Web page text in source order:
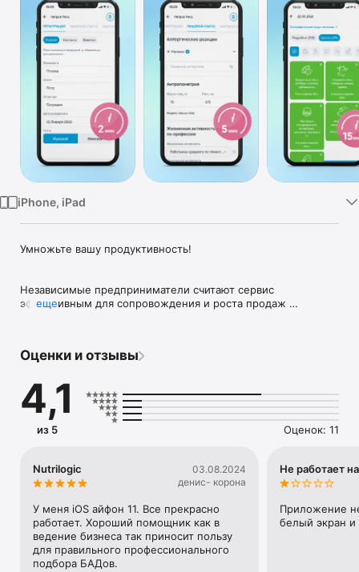
TV
iPhone, iPad
Умножьте вашу продуктивность!
Независимые предприниматели считают сервис
эффективным для сопровождения и роста продаж
+ Усиливайте позицию (цифровой инструмент — это
+ Вызывайте максимум доверия (доказательная медицина
— серьезный авторитет)
+ Завершайте продажу (наглядный и прозрачный результат,
не вызывающий сомнений)
История и авторы.
Нутрилоджик — компания, которая при участии ведущих
создала программное решение ставшее стандартом для
рабочего места диетолога и нутрициолога.
Вашему вниманию мы предлагаем новый продукт от нашей
команды, разработаный в тесном сотрудничестве с
компанией Amway — сервис Nutrilogic.Lite, специально
еще
Оценки и отзывы
4,1
из 5 Оценок: 11
Nutrilogic
03.08.2024
денис- корона
У меня iOS айфон 11. Все прекрасно
работает. Хороший помощник как в
ведение бизнеса так приносит пользу
для правильного профессионального
подбора БАДов.
Не работает
Приложение
белый экран и